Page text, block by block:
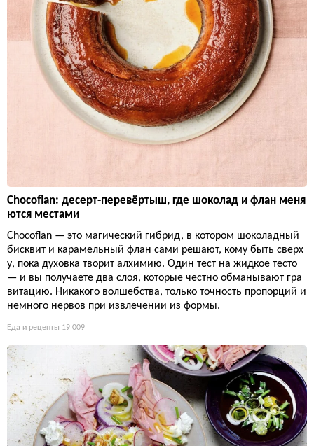
Chocoflan: десерт-перевёртыш, где шоколад и флан меня
ются местами
Chocoflan — это магический гибрид, в котором шоколадный
бисквит и карамельный флан сами решают, кому быть сверх
у, пока духовка творит алхимию. Один тест на жидкое тесто
— и вы получаете два слоя, которые честно обманывают гра
витацию. Никакого волшебства, только точность пропорций и
немного нервов при извлечении из формы.
Еда и рецепты 19 009